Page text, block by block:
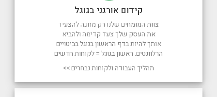
קידום אורגני בגוגל
צוות המומחים שלנו רק מחכה להצעיד
את העסק שלך צעד קדימה ולהביא
אותך להיות בדף הראשון בגוגל בביטויים
הרלוונטים. ראשון בגוגל = לקוחות חדשים
תהליך העבודה ולקוחות נבחרים >>